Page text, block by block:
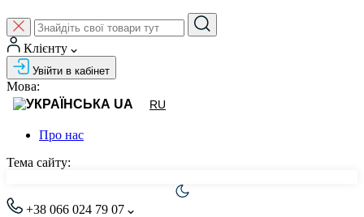
Клієнту
Увійти в кабінет
Мова:
UA
RU
Про нас
Тема сайту:
+38 066 024 79 07